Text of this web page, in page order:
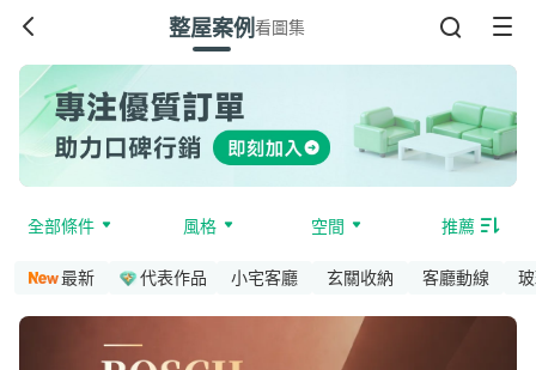
整屋案例看圖集
全部條件 風格 空間 推薦
最新 代表作品 小宅客廳 玄關收納 客廳動線